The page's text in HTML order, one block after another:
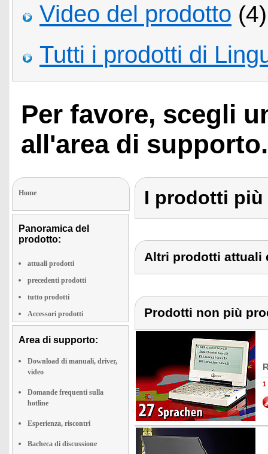
Video del prodotto (4)
Tutti i prodotti di
Per favore, scegli
all'area di
Home
Panoramica del
prodotto:
attuali prodotti
precedenti prodotti
tutto prodotti
Accessori prodotti
Area di supporto:
Download di manuali, driver,
video
Domande frequenti sulla
hotline
Esperienza, riscontri
Bacheca di discussione
I prodotti
Altri prodotti attuali
Prodotti non più
1